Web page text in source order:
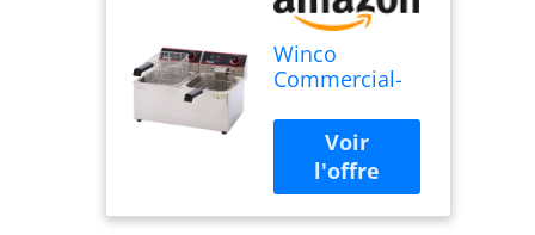
Winco
Commercial-
Countertop
Deep Fryer,
Dual
Well,Silver